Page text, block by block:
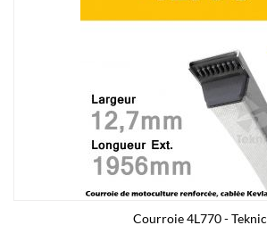
Courroie 4L770 - Teknic